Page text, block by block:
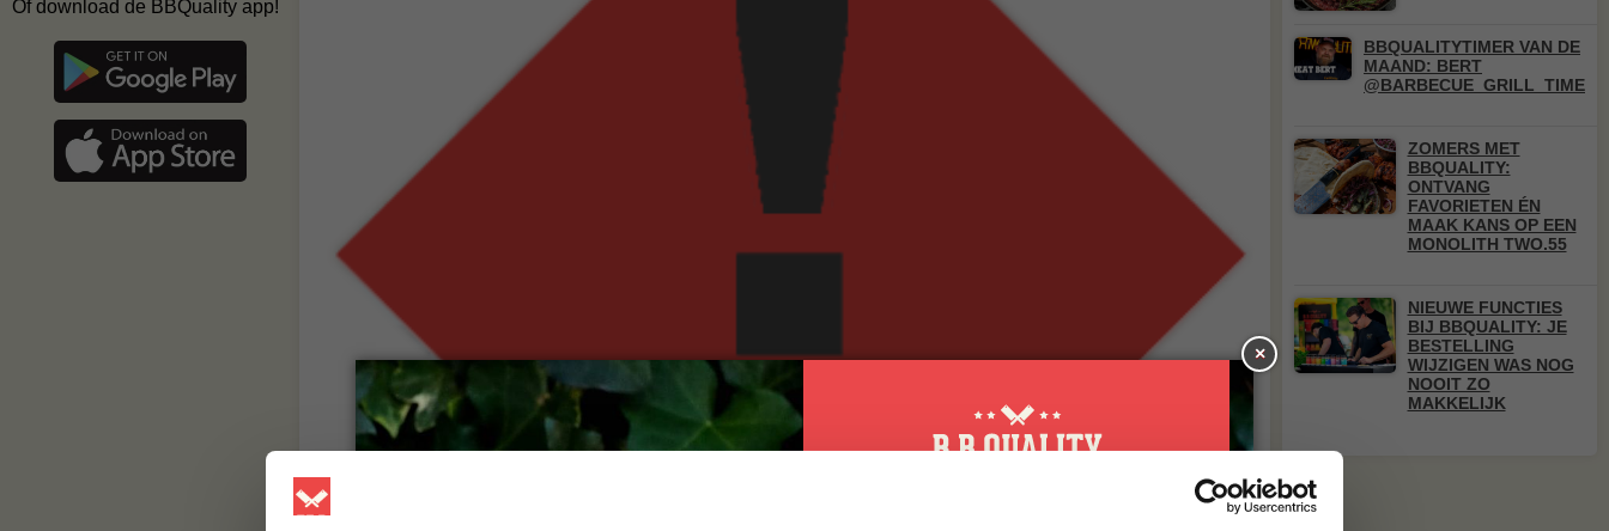
Of download de BBQuality app!
BBQUALITYTIMER VAN DE
MAAND: BERT
@BARBECUE_GRILL_TIME
ZOMERS MET
BBQUALITY:
ONTVANG
FAVORIETEN ÉN
MAAK KANS OP EEN
MONOLITH TWO.55
NIEUWE FUNCTIES
BIJ BBQUALITY: JE
BESTELLING
WIJZIGEN WAS NOG
NOOIT ZO
MAKKELIJK
×